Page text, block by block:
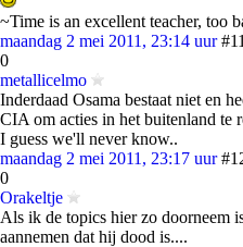
~Time is an excellent teacher, too
maandag 2 mei 2011, 23:14 uur #11
0
metallicelmo
Inderdaad Osama bestaat niet en
CIA om acties in het buitenland te
I guess we'll never know..
maandag 2 mei 2011, 23:17 uur
0
Orakeltje
Als ik de topics hier zo doorneem
aannemen dat hij dood is....